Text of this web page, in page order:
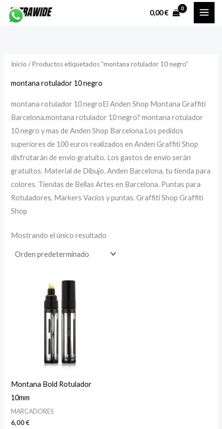
0,00€
Inicio / Productos etiquetados “montana rotulador 10 negro”
montana rotulador 10 negro
montana rotulador 10 negroEl Anden Shop Montana Graffiti
Barcelona.montana rotulador 10 negro? montana rotulador
10 negro y mas de Anden Shop Barcelona.Los pedidos
superiores de 100 euros realizados en Anden Graffiti Shop
disfrutarán de envío gratuito. Los gastos de envío serán
gratuitos. Material de Dibujo. Anden Barcelona, tu tienda para
colores. Tiendas de Bellas Artes en Barcelona. Puntas para
Rotuladores, Markers Vacios y puntas. Graffiti Shop Graffiti
Shop
Mostrando el único resultado
Montana Bold Rotulador
10mm
MARCADORES
6,00€